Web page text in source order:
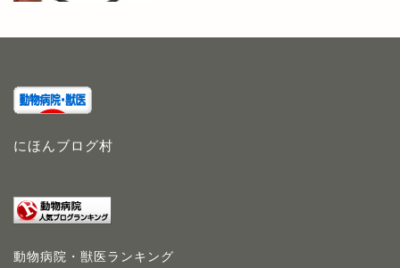
にほんブログ村
動物病院・獣医ランキング